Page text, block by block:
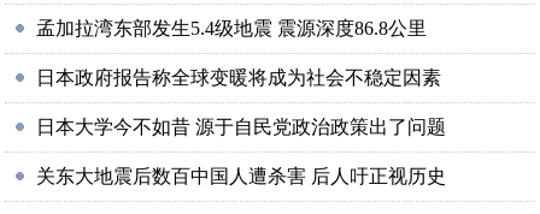
孟加拉湾东部发生5.4级地震 震源深度86.8公里
日本政府报告称全球变暖将成为社会不稳定因素
日本大学今不如昔 源于自民党政治政策出了问题
关东大地震后数百中国人遭杀害 后人吁正视历史